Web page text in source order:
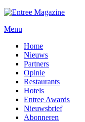
Menu
Home
Nieuws
Partners
Opinie
Restaurants
Hotels
Entree Awards
Nieuwsbrief
Abonneren